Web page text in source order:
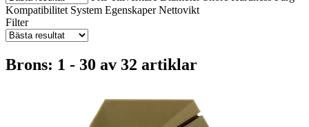
Kompatibilitet System Egenskaper Nettovikt
Filter
Brons: 1 - 30 av 32 artiklar